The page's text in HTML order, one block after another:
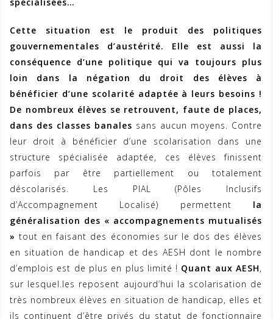
Cette situation est le produit des politiques
gouvernementales d’austérité. Elle est aussi la
conséquence d’une politique qui va toujours plus
loin dans la négation du droit des élèves à
bénéficier d’une scolarité adaptée à leurs besoins !
De nombreux élèves se retrouvent, faute de places,
dans des classes banales sans aucun moyens. Contre
leur droit à bénéficier d’une scolarisation dans une
structure spécialisée adaptée, ces élèves finissent
parfois par être partiellement ou totalement
déscolarisés. Les PIAL (Pôles Inclusifs
d’Accompagnement Localisé) permettent la
généralisation des « accompagnements mutualisés
» tout en faisant des économies sur le dos des élèves
en situation de handicap et des AESH dont le nombre
d’emplois est de plus en plus limité ! Quant aux AESH,
sur lesquel.les reposent aujourd’hui la scolarisation de
très nombreux élèves en situation de handicap, elles et
ils continuent d’être privés du statut de fonctionnaire